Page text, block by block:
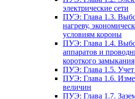
электрические сети
ПУЭ: Глава 1.3.
нагреву,
условиям короны
ПУЭ: Глава 1.4.
аппаратов и
короткого замыкания
ПУЭ: Глава 1.5. Учет
ПУЭ: Глава 1.6.
величин
ПУЭ: Глава 1.7.